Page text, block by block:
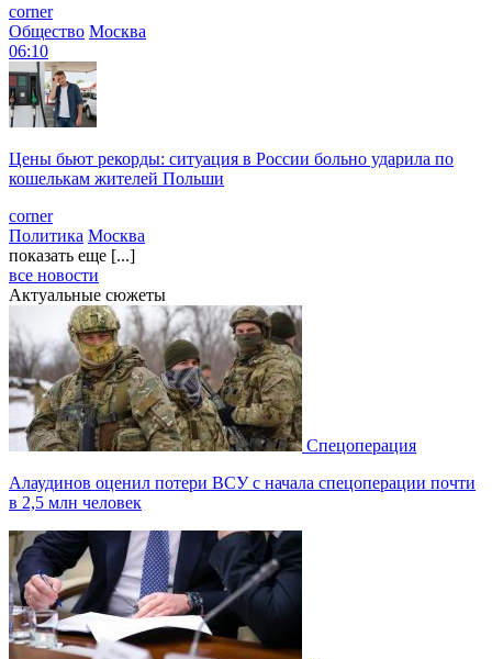
corner
Общество Москва
06:10
Цены бьют рекорды: ситуация в России больно ударила по
кошелькам жителей Польши
corner
Политика Москва
показать еще [...]
все новости
Актуальные сюжеты
Спецоперация
Алаудинов оценил потери ВСУ с начала спецоперации почти
в 2,5 млн человек